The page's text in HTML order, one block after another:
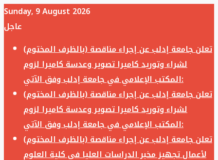
Sunday, 9 August 2026
عاجل
تعلن جامعة إدلب عن إجراء مناقصة (بالظرف المختوم)
لشراء وتوريد كاميرا تصوير وعدسة كاميرا لزوم
المكتب الإعلامي في جامعة إدلب وفق الآتي:
تعلن جامعة إدلب عن إجراء مناقصة (بالظرف المختوم)
لشراء وتوريد كاميرا تصوير وعدسة كاميرا لزوم
المكتب الإعلامي في جامعة إدلب وفق الآتي:
تعلن جامعة إدلب عن إجراء مناقصة (بالظرف المختوم)
لأعمال تجهيز مخبر الدراسات العليا في كلية العلوم